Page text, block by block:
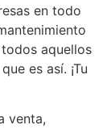
en todo
aquellos
es así. ¡Tu
venta,